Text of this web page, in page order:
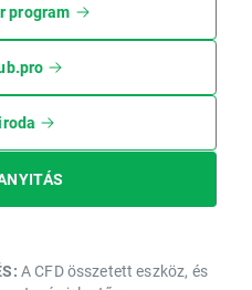
program
A CFD összetett eszköz, és